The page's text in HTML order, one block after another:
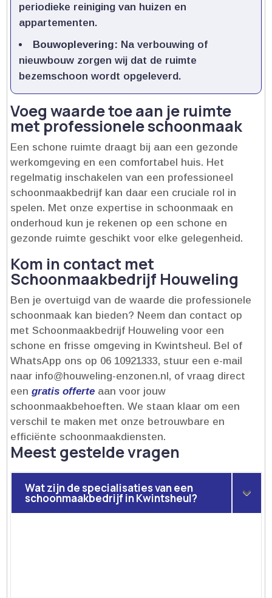
periodieke reiniging van huizen en
appartementen.​
Bouwoplevering: Na verbouwing of
nieuwbouw zorgen wij dat de ruimte
bezemschoon wordt opgeleverd.​
Voeg waarde toe aan je ruimte
met professionele schoonmaak
Een schone ruimte draagt bij aan een gezonde
werkomgeving en een comfortabel huis.​ Het
regelmatig inschakelen van een professioneel
schoonmaakbedrijf kan daar een cruciale rol in
spelen.​ Met onze expertise in schoonmaak en
onderhoud kun je rekenen op een schone en
gezonde ruimte geschikt voor elke gelegenheid.​
Kom in contact met
Schoonmaakbedrijf Houweling
Ben je overtuigd van de waarde die professionele
schoonmaak kan bieden? Neem dan contact op
met Schoonmaakbedrijf Houweling voor een
schone en frisse omgeving in Kwintsheul.​ Bel of
WhatsApp ons op 06 10921333, stuur een e-mail
naar info@houweling-enzonen.​nl, of vraag direct
eengratis offerte aan voor jouw
schoonmaakbehoeften.​ We staan klaar om een
verschil te maken met onze betrouwbare en
efficiënte schoonmaakdiensten.​
Meest gestelde vragen
Wat zijn de specialisaties van een
schoonmaakbedrijf in Kwintsheul?